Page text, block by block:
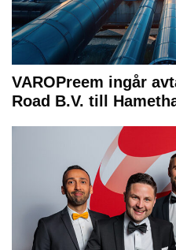
VAROPreem ingår
Road B.V. till